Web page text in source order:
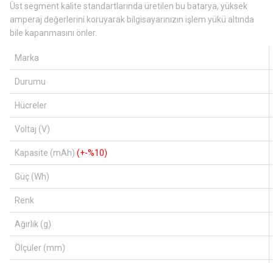
Üst segment kalite standartlarında üretilen bu batarya, yüksek
amperaj değerlerini koruyarak bilgisayarınızın işlem yükü altında
bile kapanmasını önler.
Marka
Durumu
Hücreler
Voltaj (V)
Kapasite (mAh) (+-%10)
Güç (Wh)
Renk
Ağırlık (g)
Ölçüler (mm)